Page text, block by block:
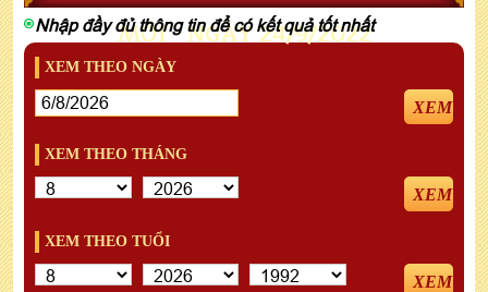
MỚI - NGÀY 24/9/2022
Nhập đầy đủ thông tin để có kết quả tốt nhất
XEM THEO NGÀY
XEM
XEM THEO THÁNG
XEM
XEM THEO TUỔI
XEM